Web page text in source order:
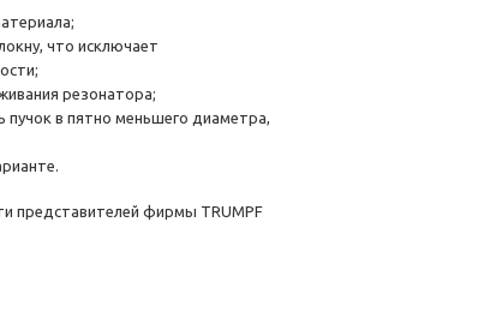
что исключает
резонатора;
пучок в пятно меньшего диаметра,
представителей фирмы ТRUMPF